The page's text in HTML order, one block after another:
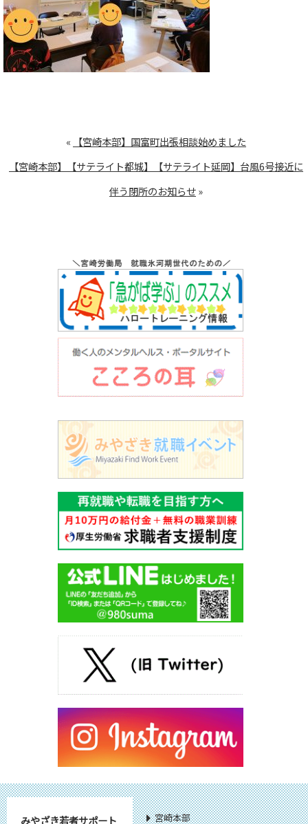
«
【宮崎本部】国富町出張相談始めました
【宮崎本部】【サテライト都城】【サテライト延岡】台風6号接近に
伴う閉所のお知らせ»
みやざき若者サポート
宮崎本部